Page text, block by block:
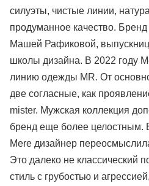
силуэты, чистые линии,
продуманное качество. Бренд
Машей Рафиковой,
школы дизайна. В 2022 году
линию одежды MR. От
две согласные, как
mister. Мужская коллекция
бренд еще более целостным.
Mere дизайнер
Это далеко не классический
стиль с грубостью и